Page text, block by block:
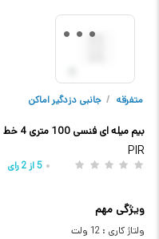
متفرقه / جانبی دزدگیر اماکن
بیم میله ای فنسی 100 متری 4 خط
PIR
5از2رای
ویژگی مهم
ولتاژ کاری : 12 ولت